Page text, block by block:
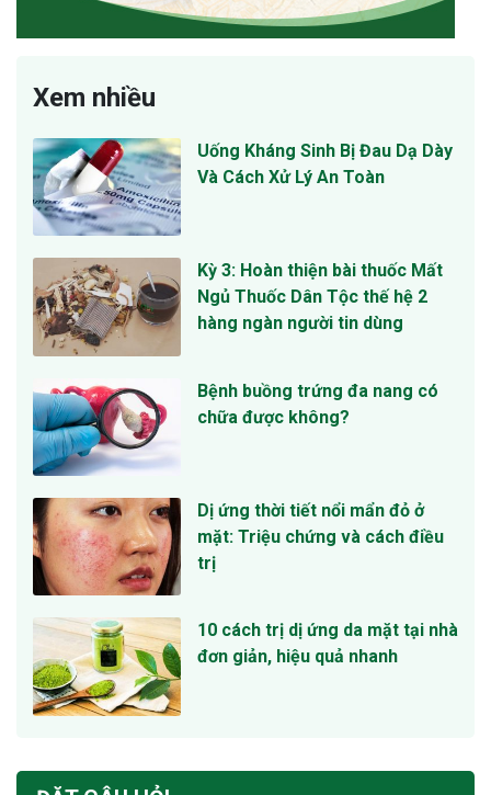
Xem nhiều
Uống Kháng Sinh Bị Đau Dạ Dày
Và Cách Xử Lý An Toàn
Kỳ 3: Hoàn thiện bài thuốc Mất
Ngủ Thuốc Dân Tộc thế hệ 2
hàng ngàn người tin dùng
Bệnh buồng trứng đa nang có
chữa được không?
Dị ứng thời tiết nổi mẩn đỏ ở
mặt: Triệu chứng và cách điều
trị
10 cách trị dị ứng da mặt tại nhà
đơn giản, hiệu quả nhanh